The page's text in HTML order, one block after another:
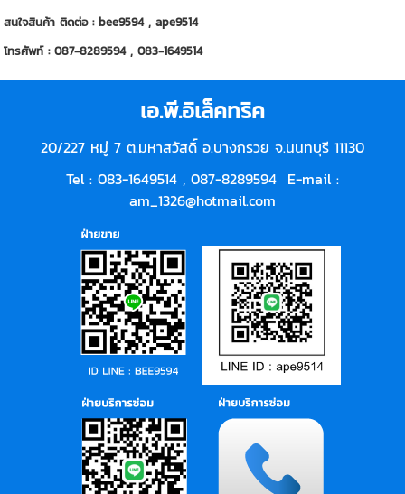
สนใจสินค้า ติดต่อ : bee9594 , ape9514
โทรศัพท์ : 087-8289594 , 083-1649514
เอ.พี.อิเล็คทริค
20/227 หมู่ 7 ต.มหาสวัสดิ์ อ.บางกรวย จ.นนทบุรี 11130
Tel : 083-1649514 , 087-8289594 E-mail :
am_1326@hotmail.com